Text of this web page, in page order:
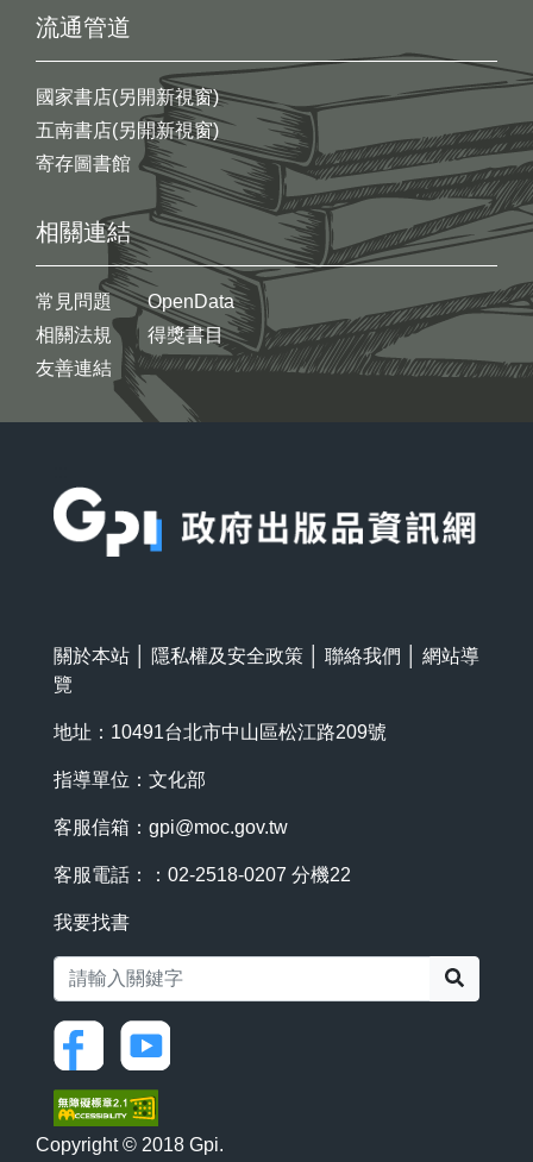
流通管道
國家書店(另開新視窗)
五南書店(另開新視窗)
寄存圖書館
相關連結
常見問題
相關法規
友善連結
OpenData
得獎書目
關於本站 隱私權及安全政策 聯絡我們
網站導
覽
地址：10491台北市中山區松江路209號
指導單位：文化部
客服信箱： gpi@moc.gov.tw
客服電話：：02-2518-0207 分機22
我要找書
Copyright © 2018 Gpi.